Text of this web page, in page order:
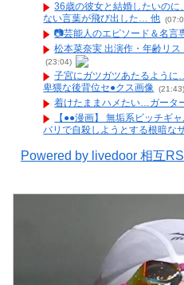
36歳の彼女と結婚したいの
ない言葉が飛び出した… 他
📷️芸能人のエピソード＆名
松本菜奈実 出演作・年齢リス
(23:04)
子宮にガツガツあたるよう
卑猥な後背位セ●クス画像 (21:43)
着けたままハメたい…ガータ
【●●漫画】 無垢系ビッチギ
バリで自殺しようとする根暗な
Powered by livedoor 相互